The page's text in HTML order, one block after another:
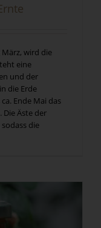
wird die
eine
und der
die Erde
Ende Mai das
Äste der
die